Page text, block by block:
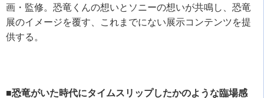
画・監修。恐竜くんの想いとソニーの想いが共鳴し、恐竜
展のイメージを覆す、これまでにない展示コンテンツを提
供する。
■恐竜がいた時代にタイムスリップしたかのような臨場感